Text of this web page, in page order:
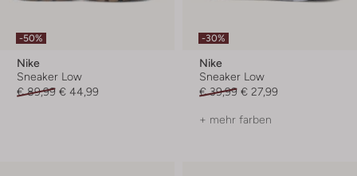
-50%
Nike
Sneaker Low
€ 89,99 € 44,99
-30%
Nike
Sneaker Low
€ 39,99 € 27,99
+ mehr farben